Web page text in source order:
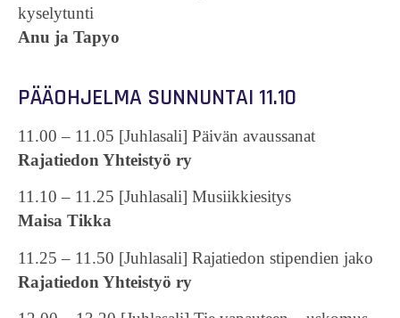
kyselytunti
Anu ja Tapyo
PÄÄOHJELMA SUNNUNTAI 11.10
11.00 – 11.05 [Juhlasali] Päivän avaussanat
Rajatiedon Yhteistyö ry
11.10 – 11.25 [Juhlasali] Musiikkiesitys
Maisa Tikka
11.25 – 11.50 [Juhlasali] Rajatiedon stipendien jako
Rajatiedon Yhteistyö ry